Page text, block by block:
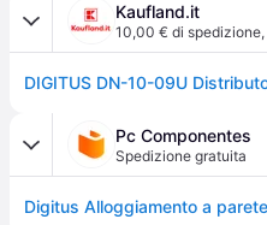
Kaufland.it
10,00 € di spedizione,
Pc Componentes
Spedizione gratuita